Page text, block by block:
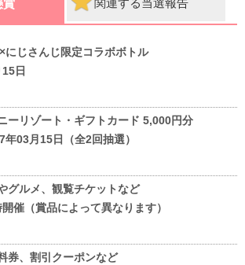
賞 関連する当選報告
にじさんじ限定コラボボトル
日
ーリゾート・ギフトカード 5,000円分
年03月15日（全2回抽選）
グルメ、観覧チケットなど
開催（賞品によって異なります）
券、割引クーポンなど